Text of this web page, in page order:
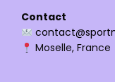
Contact
Moselle, France